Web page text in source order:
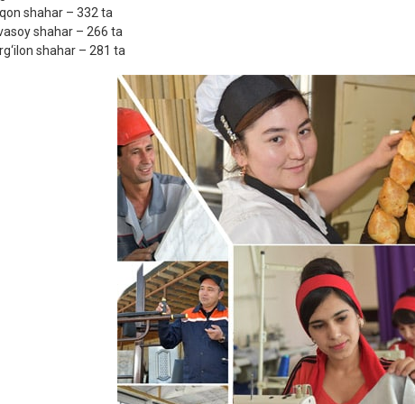
shahar – 332 ta
shahar – 266 ta
shahar – 281 ta